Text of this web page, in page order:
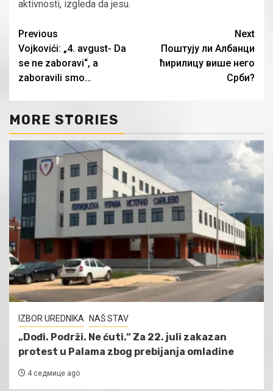
aktivnosti, izgleda da jesu.
Continue
Reading
Previous
Vojkovići: „4. avgust- Da
se ne zaboravi“, a
zaboravili smo…
Next
Поштују ли Албанци
ћирилицу више него
Срби?
MORE STORIES
IZBOR UREDNIKA NAŠ STAV
„Dođi. Podrži. Ne ćuti.“ Za 22. juli zakazan
protest u Palama zbog prebijanja omladine
4 седмице ago